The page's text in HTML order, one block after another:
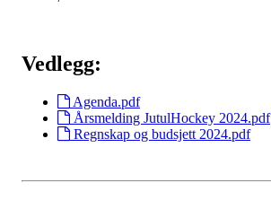
Vedlegg:
Agenda.pdf
Årsmelding JutulHockey 2024.pdf
Regnskap og budsjett 2024.pdf